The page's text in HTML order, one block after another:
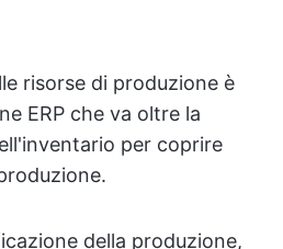
risorse di produzione è
ERP che va oltre la
per coprire
della produzione,